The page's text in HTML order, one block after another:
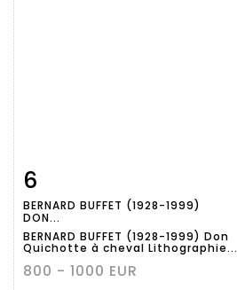
détaillée
6
BERNARD BUFFET (1928-1999)
DON...
BERNARD BUFFET (1928-1999) Don
Quichotte à cheval Lithographie...
800 - 1000 EUR